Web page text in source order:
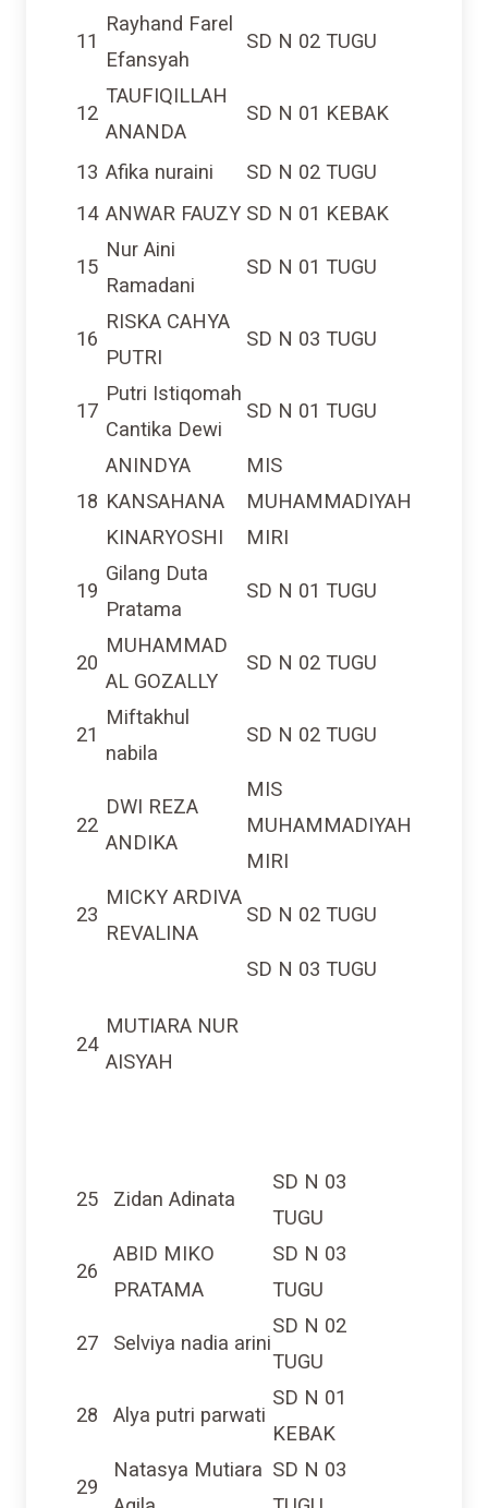
11
Rayhand Farel
Efansyah
SD N 02 TUGU
12
TAUFIQILLAH
ANANDA
SD N 01 KEBAK
13 Afika nuraini
SD N 02 TUGU
14 ANWAR FAUZY SD N 01 KEBAK
15
Nur Aini
Ramadani
SD N 01 TUGU
16
RISKA CAHYA
PUTRI
SD N 03 TUGU
17
Putri Istiqomah
Cantika Dewi
SD N 01 TUGU
18
ANINDYA
KANSAHANA
KINARYOSHI
MIS
MUHAMMADIYAH
MIRI
19
Gilang Duta
Pratama
SD N 01 TUGU
20
MUHAMMAD
AL GOZALLY
SD N 02 TUGU
21
Miftakhul
nabila
SD N 02 TUGU
22
DWI REZA
ANDIKA
MIS
MUHAMMADIYAH
MIRI
23
MICKY ARDIVA
REVALINA
SD N 02 TUGU
24
MUTIARA NUR
AISYAH
SD N 03 TUGU
25 Zidan Adinata
SD N 03
TUGU
26
ABID MIKO
PRATAMA
SD N 03
TUGU
27 Selviya nadia arini
SD N 02
TUGU
28 Alya putri parwati
SD N 01
KEBAK
29
Natasya Mutiara
Aqila
SD N 03
TUGU